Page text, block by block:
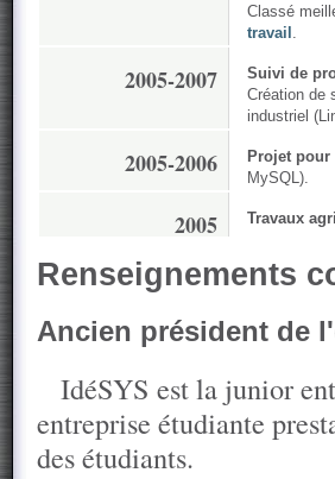
Classé
travail
2005-2007
Suivi de
Création de
industriel
2005-2006 Projet pour
MySQL).
2005 Travaux
Renseignements
Ancien président de
IdéSYS est la junior
entreprise étudiante
des étudiants.